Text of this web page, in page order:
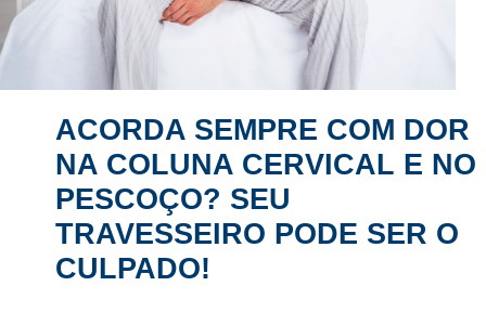
ACORDA SEMPRE COM DOR
NA COLUNA CERVICAL E NO
PESCOÇO? SEU
TRAVESSEIRO PODE SER O
CULPADO!